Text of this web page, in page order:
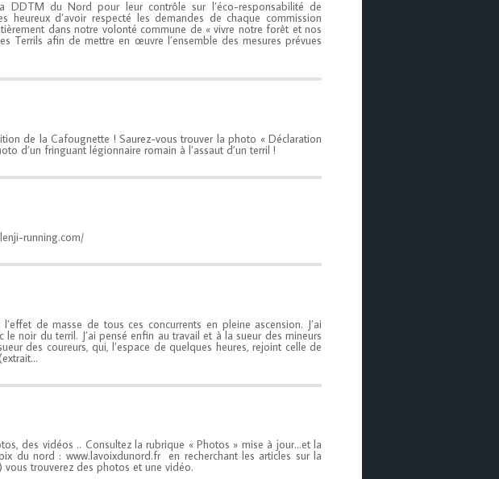
DDTM du Nord pour leur contrôle sur l’éco-responsabilité de
heureux d’avoir respecté les demandes de chaque commission
dans notre volonté commune de « vivre notre forêt et nos
Terrils afin de mettre en œuvre l’ensemble des mesures prévues
de la Cafougnette ! Saurez-vous trouver la photo « Déclaration
d’un fringuant légionnaire romain à l’assaut d’un terril !
running.com/
de masse de tous ces concurrents en pleine ascension. J’ai
noir du terril. J’ai pensé enfin au travail et à la sueur des mineurs
des coureurs, qui, l’espace de quelques heures, rejoint celle de
des vidéos .. Consultez la rubrique « Photos » mise à jour…et la
du nord : www.lavoixdunord.fr en recherchant les articles sur la
trouverez des photos et une vidéo.